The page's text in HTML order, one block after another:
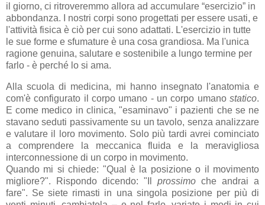
il giorno, ci ritroveremmo allora ad accumulare “esercizio” in
abbondanza. I nostri corpi sono progettati per essere usati, e
l'attività fisica è ciò per cui sono adattati. L'esercizio in tutte
le sue forme e sfumature è una cosa grandiosa. Ma l'unica
ragione genuina, salutare e sostenibile a lungo termine per
farlo - è perché lo si ama.
Alla scuola di medicina, mi hanno insegnato l'anatomia e
com'è configurato il corpo umano - un corpo umano statico.
E come medico in clinica, "esaminavo" i pazienti che se ne
stavano seduti passivamente su un tavolo, senza analizzare
e valutare il loro movimento. Solo più tardi avrei cominciato
a comprendere la meccanica fluida e la meravigliosa
interconnessione di un corpo in movimento.
Quando mi si chiede: "Qual è la posizione o il movimento
migliore?". Rispondo dicendo: "Il prossimo che andrai a
fare". Se siete rimasti in una singola posizione per più di